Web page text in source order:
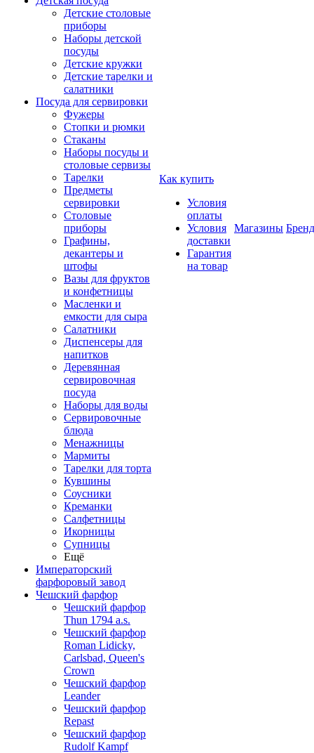
Детские столовые
приборы
Наборы детской
посуды
Детские кружки
Детские тарелки и
салатники
Посуда для сервировки
Фужеры
Стопки и рюмки
Стаканы
Наборы посуды и
столовые сервизы
Тарелки
Предметы
сервировки
Столовые
приборы
Графины,
декантеры и
штофы
Вазы для фруктов
и конфетницы
Масленки и
емкости для сыра
Салатники
Диспенсеры для
напитков
Деревянная
сервировочная
посуда
Наборы для воды
Сервировочные
блюда
Менажницы
Мармиты
Тарелки для торта
Кувшины
Соусники
Креманки
Салфетницы
Икорницы
Супницы
Ещё
Императорский
фарфоровый завод
Чешский фарфор
Чешский фарфор
Thun 1794 a.s.
Чешский фарфор
Roman Lidicky,
Carlsbad, Queen's
Crown
Чешский фарфор
Leander
Чешский фарфор
Repast
Чешский фарфор
Rudolf Kampf
Как купить
Условия
оплаты
Условия
доставки
Гарантия
на товар
Магазины